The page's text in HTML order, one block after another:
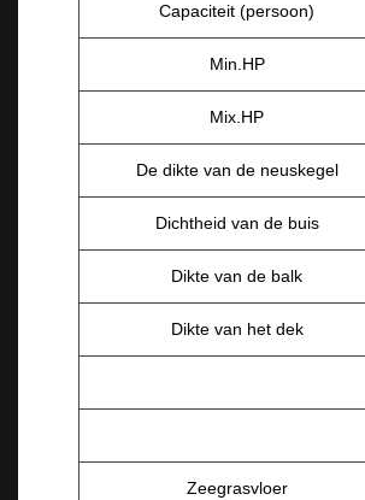
Capaciteit (persoon)
Min.HP
Mix.HP
De dikte van de neuskegel
Dichtheid van de buis
Dikte van de balk
Dikte van het dek
Zeegrasvloer